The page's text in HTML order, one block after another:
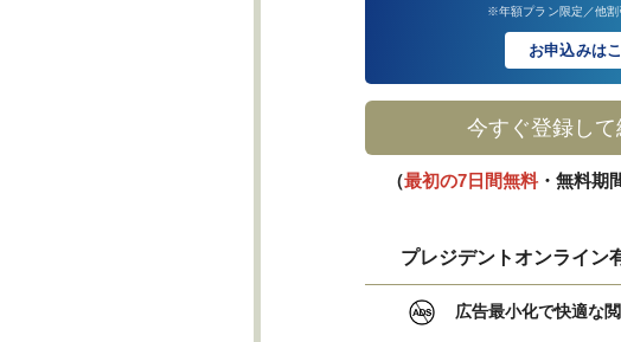
※年額プラン限定／他割
お申込みは
今すぐ登録し
（最初の7日間無料・無料期
プレジデントオンライン
広告最小化で快適な